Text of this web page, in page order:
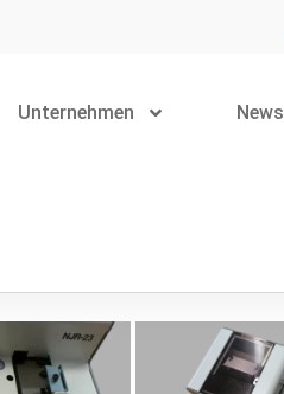
Unternehmen News